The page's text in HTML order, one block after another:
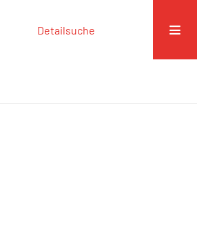
Detailsuche